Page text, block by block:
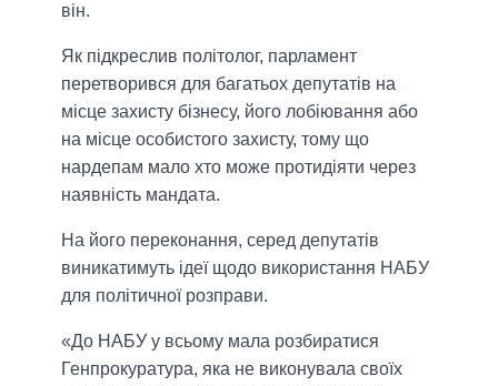
він.
Як підкреслив політолог, парламент
перетворився для багатьох депутатів на
місце захисту бізнесу, його лобіювання або
на місце особистого захисту, тому що
нардепам мало хто може протидіяти через
наявність мандата.
На його переконання, серед депутатів
виникатимуть ідеї щодо використання НАБУ
для політичної розправи.
«До НАБУ у всьому мала розбиратися
Генпрокуратура, яка не виконувала своїх